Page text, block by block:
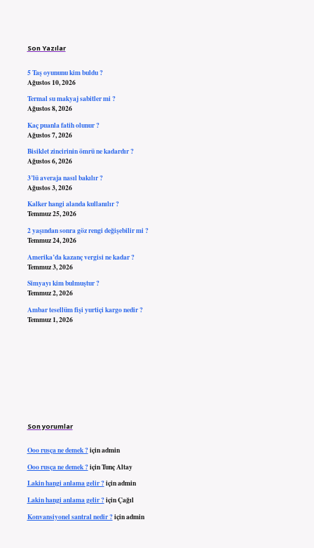
Son Yazılar
5 Taş oyununu kim buldu ?
Ağustos 10, 2026
Termal su makyaj sabitler mi ?
Ağustos 8, 2026
Kaç puanla fatih olunur ?
Ağustos 7, 2026
Bisiklet zincirinin ömrü ne kadardır ?
Ağustos 6, 2026
3’lü averaja nasıl bakılır ?
Ağustos 3, 2026
Kalker hangi alanda kullanılır ?
Temmuz 25, 2026
2 yaşından sonra göz rengi değişebilir mi ?
Temmuz 24, 2026
Amerika’da kazanç vergisi ne kadar ?
Temmuz 3, 2026
Simyayı kim bulmuştur ?
Temmuz 2, 2026
Ambar tesellüm fişi yurtiçi kargo nedir ?
Temmuz 1, 2026
Son yorumlar
Ooo rusça ne demek ?içinadmin
Ooo rusça ne demek ?içinTunç Altay
Lakin hangi anlama gelir ?içinadmin
Lakin hangi anlama gelir ?içinÇağıl
Konvansiyonel santral nedir ?içinadmin